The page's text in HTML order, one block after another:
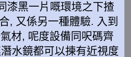
漆黑一片嘅環境之下揸
, 又係另一種體驗. 入到
材, 呢度設備同呎碼齊
水鏡都可以揀有近視度